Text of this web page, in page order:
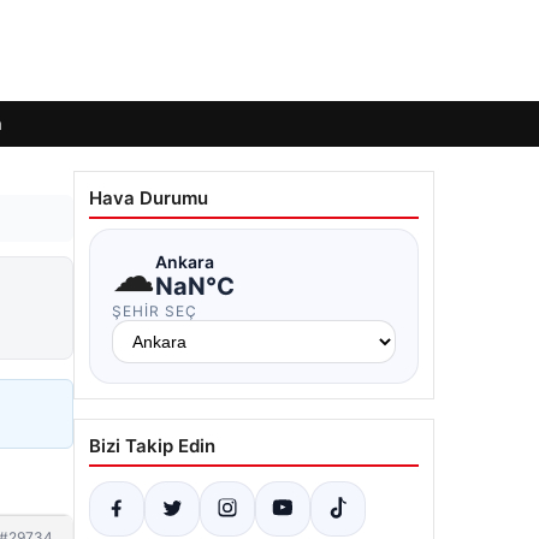
Hava Durumu
☁Ankara
NaN°C
ŞEHIR SEÇ
Bizi Takip Edin